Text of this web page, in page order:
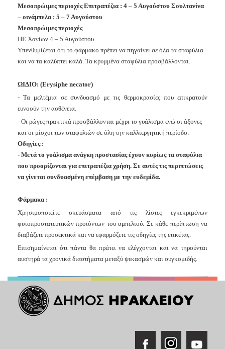
Μεσοπρώιμες περιοχές Επιτραπέζια : 4 – 5 Αυγούστου Σουλτανίνα
– οινάμπελα : 5 – 7 Αυγούστου
Μεσοπρώιμες περιοχές
ΠΕ Χανίων 4 – 5 Αυγούστου
Υπενθυμίζεται ότι το φάρμακο πρέπει να πηγαίνει σε όλα τα σταφύλια
και να τα καλύπτει καλά. Τα κρυμμένα σταφύλια προσβάλλονται.
ΩΙΔΙΟ: (Erysiphe necator)
-Τα μελτέμια σε συνδυασμό με τις θερμοκρασίες που επικρατούν
ευνοούν την ασθένεια.
- Οι ρώγες πρακτικά προσβάλλονται μέχρι το γυάλισμα ενώ οι άξονες
και οι μίσχοι των σταφυλιών σε όλη την καλλιεργητική περίοδο.
Οδηγίες :
- Μετά το γυάλισμα ανάγκη προστασίας έχουν κυρίως τα σταφύλια
που προορίζονται για επιτραπέζια χρήση. Σε αυτές τις περιπτώσεις
να γίνεται συνδυασμένη επέμβαση με την ευδεμίδα.
Φάρμακα :
Χρησιμοποιείτε σκευάσματα από τις λίστες εγκεκριμένων
φυτοπροστατευτικών προϊόντων του αμπελιού. Σε κάθε περίπτωση να
διαβάζετε προσεκτικά και να εφαρμόζετε τις οδηγίες της ετικέτας.
Επισημαίνεται ότι πάντα θα πρέπει να ελέγχονται και να τηρούνται
αυστηρά τα χρονικά διαστήματα μεταξύ ψεκασμών και συγκομιδής.